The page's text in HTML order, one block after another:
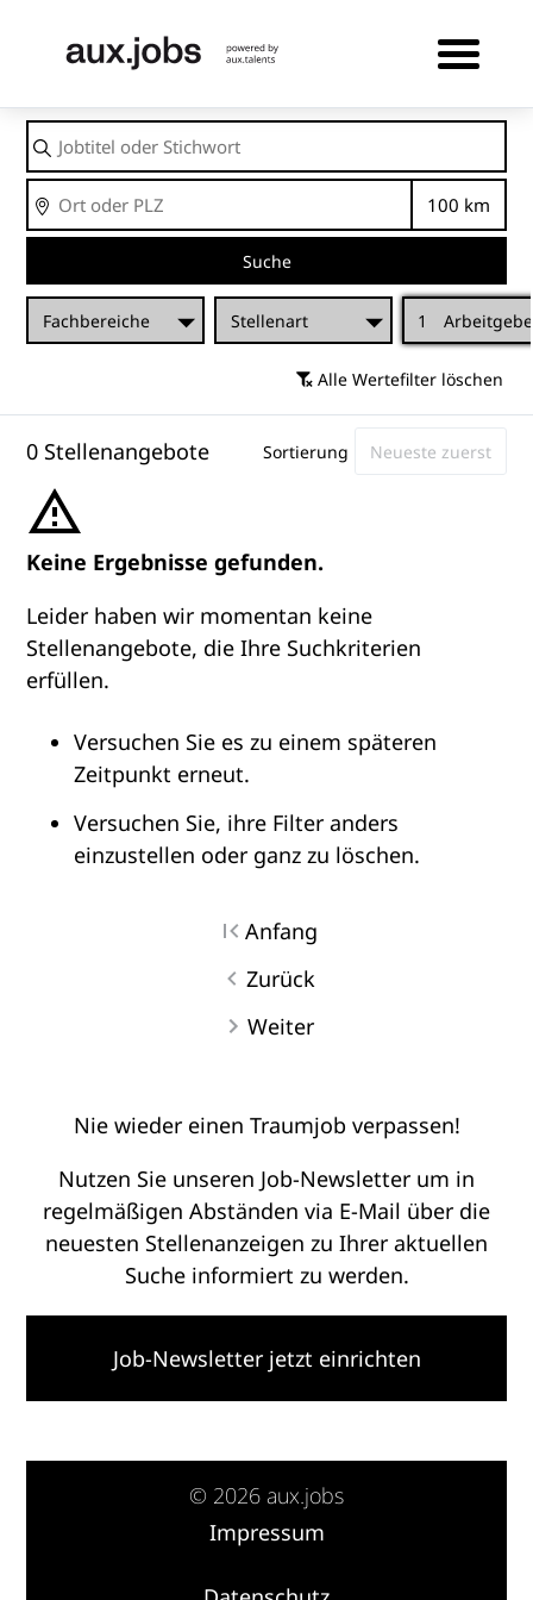
Jobtitel
oder
Stichwort
Ort
Suche
Fachbereiche Stellenart 1
Alle Wertefilter löschen
0 Stellenangebote Sortierung
Keine Ergebnisse gefunden.
Leider haben wir momentan keine
Stellenangebote, die Ihre Suchkriterien
erfüllen.
Versuchen Sie es zu einem späteren
Zeitpunkt erneut.
Versuchen Sie, ihre Filter anders
einzustellen oder ganz zu löschen.
Anfang
Zurück
Weiter
Nie wieder einen Traumjob verpassen!
Nutzen Sie unseren Job-Newsletter um in
regelmäßigen Abständen via E-Mail über die
neuesten Stellenanzeigen zu Ihrer aktuellen
Suche informiert zu werden.
Job-Newsletter jetzt einrichten
© 2026 aux.jobs
Impressum